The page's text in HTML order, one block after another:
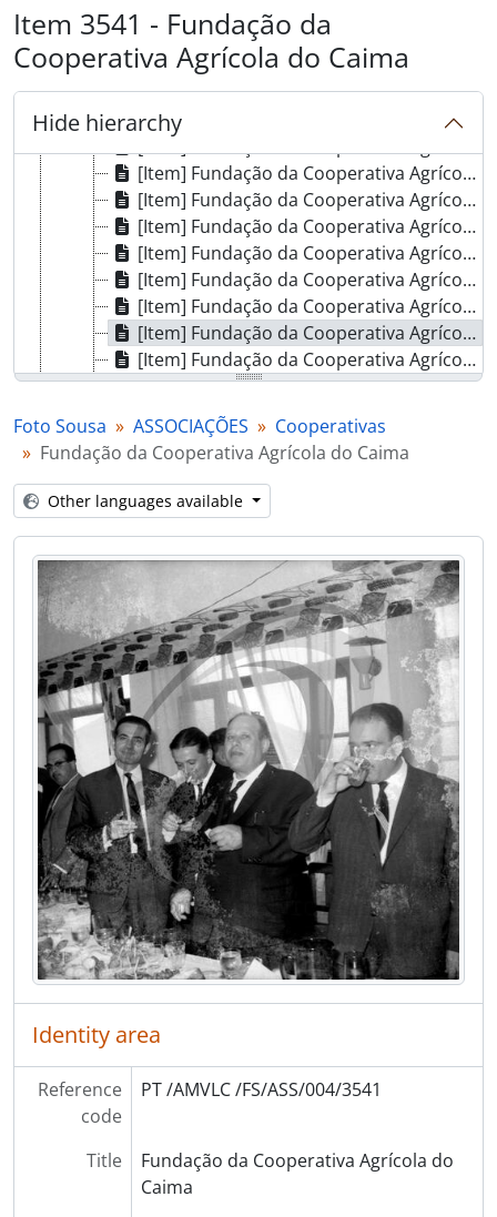
Item 3541 - Fundação da
Cooperativa Agrícola do Caima
Hide hierarchy
[Series] Associações culturais e recreativas
[Series] Associações de voluntariado
[Series] Associações religiosas
[Series] Cooperativas
[Item] Fundação da Cooperativa Agrícola do Caima
[Item] Fundação da Cooperativa Agrícola do Caima
[Item] Fundação da Cooperativa Agrícola do Caima
[Item] Fundação da Cooperativa Agrícola do Caima
[Item] Fundação da Cooperativa Agrícola do Caima
[Item] Fundação da Cooperativa Agrícola do Caima
[Item] Fundação da Cooperativa Agrícola do Caima
[Item] Fundação da Cooperativa Agrícola do Caima
[Item] Fundação da Cooperativa Agrícola do Caima
[Item] Fundação da Cooperativa Agrícola do Caima
[Item] Fundação da Cooperativa Agrícola do Caima
[Item] Fundação da Cooperativa Agrícola do Caima
[Item] Fundação da Cooperativa Agrícola do Caima
[Item] Fundação da Cooperativa Agrícola do Caima
[Item] Fundação da Cooperativa Agrícola do Caima
[Item] Fundação da Cooperativa Agrícola do Caima
[Item] Fundação da Cooperativa Agrícola do Caima
[Item] Fundação da Cooperativa Agrícola do Caima
[Item] Fundação da Cooperativa Agrícola do Caima
[Item] Fundação da Cooperativa Agrícola do Caima
[Item] Fundação da Cooperativa Agrícola do Caima
[Item] Fundação da Cooperativa Agrícola do Caima
[Item] Fundação da Cooperativa Agrícola do Caima
[Item] Fundação da Cooperativa Agrícola do Caima
[Item] Fundação da Cooperativa Agrícola do Caima
[Item] Fundação da Cooperativa Agrícola do Caima
[Item] Fundação da Cooperativa Agrícola do Caima
[Item] Adega Cooperativa de Vale de Cambra
[Part] EMPRESAS
[Series] Álbuns de fotografias
[Series] Livros de registo de clientes
Foto Sousa ASSOCIAÇÕES
Cooperativas
Fundação da Cooperativa Agrícola do Caima
Other languages available
Identity area
Reference
code
PT /AMVLC /FS/ASS/004/3541
Title
Fundação da Cooperativa Agrícola do
Caima